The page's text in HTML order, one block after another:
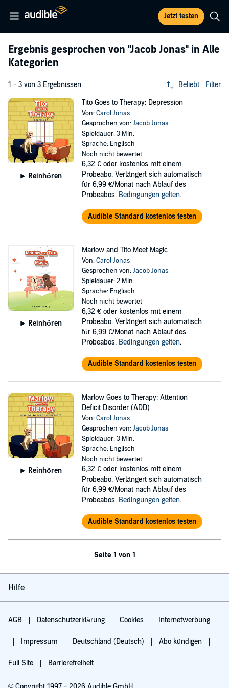
Jetzt testen
Ergebnis gesprochen von "Jacob Jonas" in Alle
Kategorien
1 - 3 von 3 Ergebnissen Beliebt Filter
Reinhören
Tito Goes to Therapy: Depression
Von:Carol Jonas
Gesprochen von:Jacob Jonas
Spieldauer: 3 Min.
Sprache: Englisch
Noch nicht bewertet
6,32 € oder kostenlos mit einem
Probeabo. Verlängert sich automatisch
für 6,99 €/Monat nach Ablauf des
Probeabos. Bedingungen gelten.
Audible Standard kostenlos testen
Reinhören
Marlow and Tito Meet Magic
Von:Carol Jonas
Gesprochen von:Jacob Jonas
Spieldauer: 2 Min.
Sprache: Englisch
Noch nicht bewertet
6,32 € oder kostenlos mit einem
Probeabo. Verlängert sich automatisch
für 6,99 €/Monat nach Ablauf des
Probeabos. Bedingungen gelten.
Audible Standard kostenlos testen
Reinhören
Marlow Goes to Therapy: Attention
Deficit Disorder (ADD)
Von:Carol Jonas
Gesprochen von:Jacob Jonas
Spieldauer: 3 Min.
Sprache: Englisch
Noch nicht bewertet
6,32 € oder kostenlos mit einem
Probeabo. Verlängert sich automatisch
für 6,99 €/Monat nach Ablauf des
Probeabos. Bedingungen gelten.
Audible Standard kostenlos testen
Seite 1 von 1
Hilfe
AGB Datenschutzerklärung Cookies Internetwerbung
Impressum Deutschland (Deutsch) Abo kündigen
Full Site Barrierefreiheit